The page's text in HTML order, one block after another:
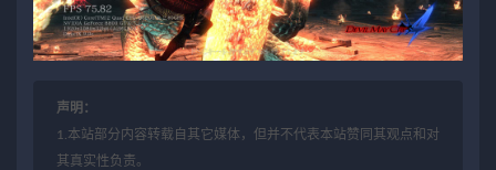
声明：
1.本站部分内容转载自其它媒体，但并不代表本站赞同其观点和对
其真实性负责。